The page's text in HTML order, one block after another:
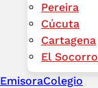
Pereira
Cúcuta
Cartagena
El Socorro
EmisoraColegio